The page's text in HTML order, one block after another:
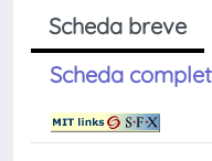
Scheda breve
Scheda